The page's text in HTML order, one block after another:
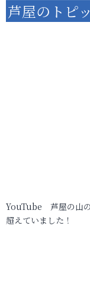
芦屋のトピ
YouTube 芦屋の山の
超えていました！